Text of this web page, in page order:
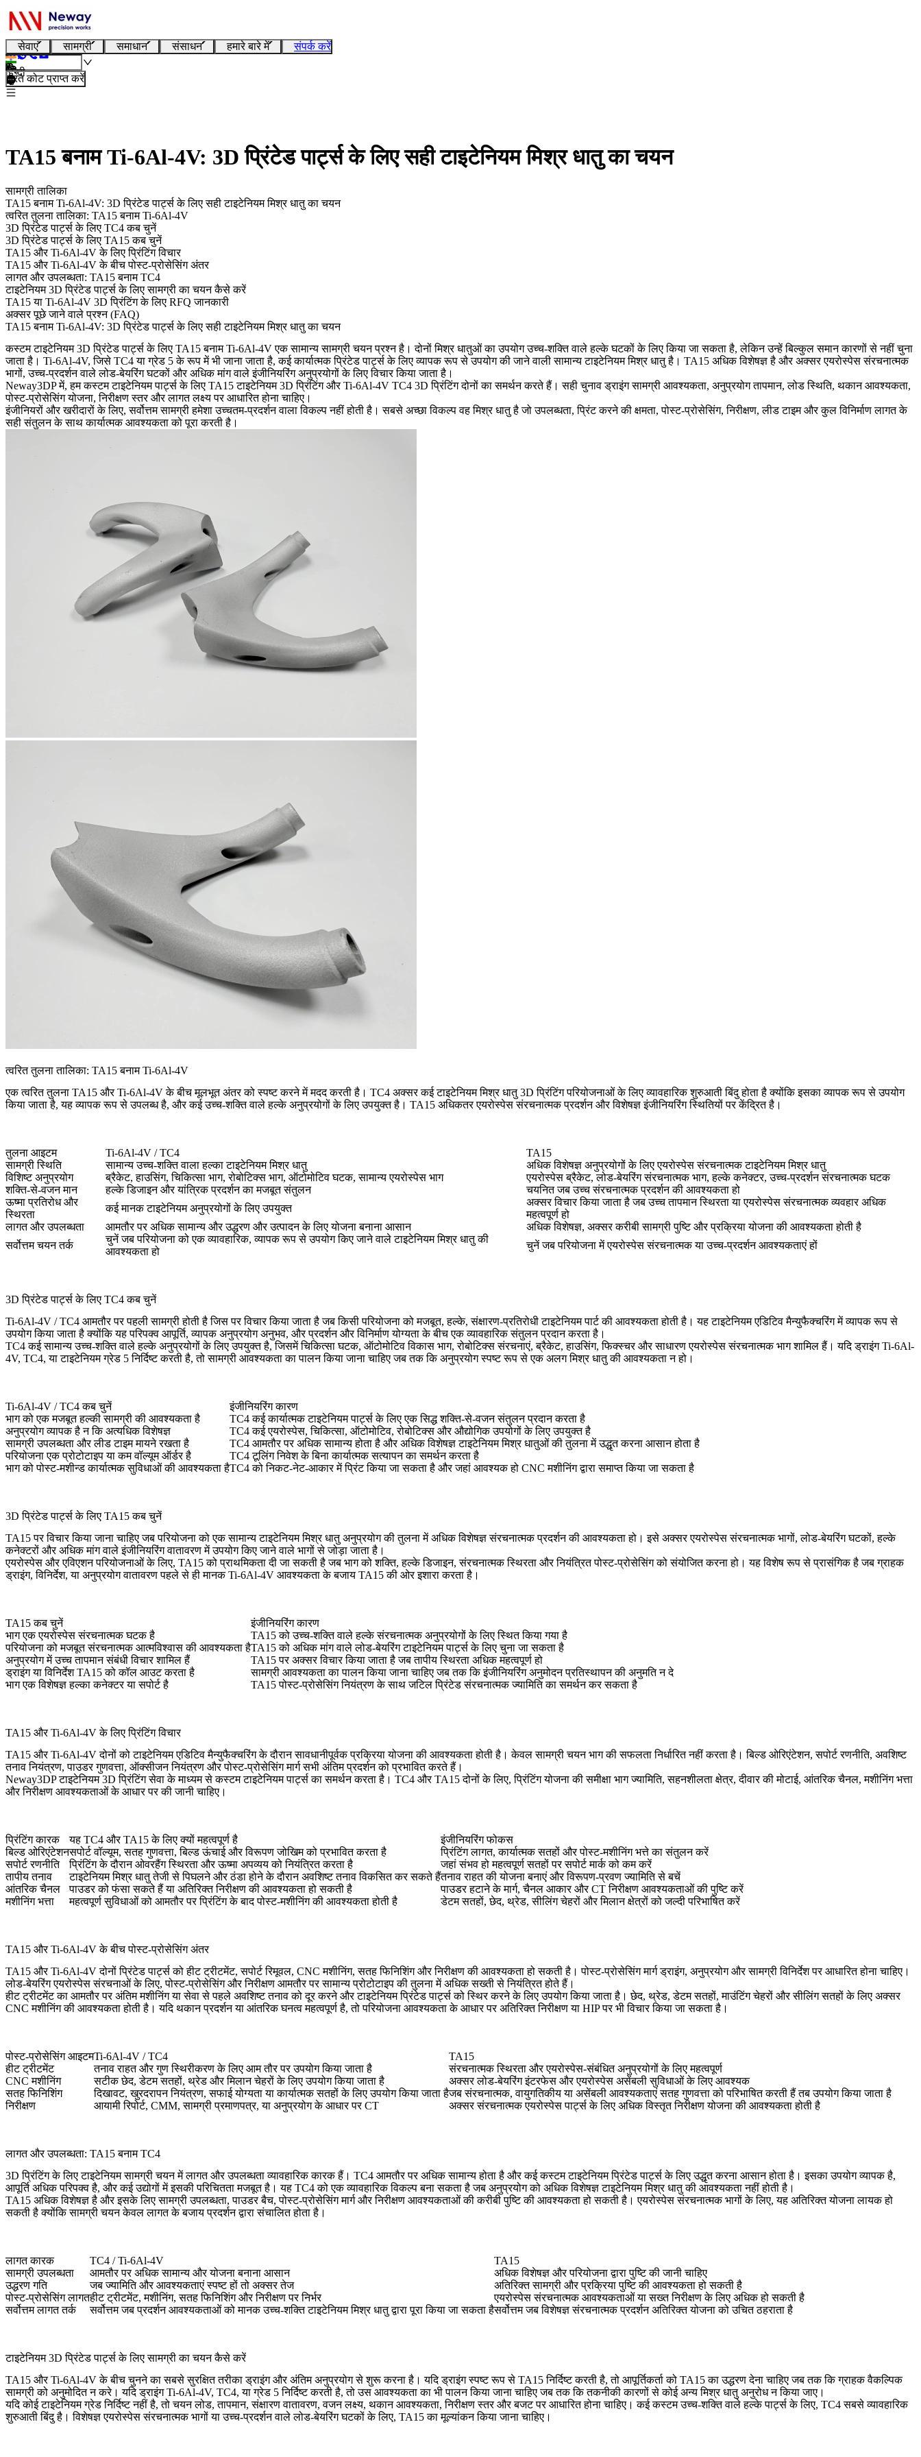
सेवाएं सामग्री समाधान संसाधन हमारे बारे में संपर्क करें
हिन्दी
तुरंत कोट प्राप्त करें
TA15 बनाम Ti-6Al-4V: 3D प्रिंटेड पार्ट्स के लिए सही टाइटेनियम मिश्र धातु का चयन
सामग्री तालिका
TA15 बनाम Ti-6Al-4V: 3D प्रिंटेड पार्ट्स के लिए सही टाइटेनियम मिश्र धातु का चयन
त्वरित तुलना तालिका: TA15 बनाम Ti-6Al-4V
3D प्रिंटेड पार्ट्स के लिए TC4 कब चुनें
3D प्रिंटेड पार्ट्स के लिए TA15 कब चुनें
TA15 और Ti-6Al-4V के लिए प्रिंटिंग विचार
TA15 और Ti-6Al-4V के बीच पोस्ट-प्रोसेसिंग अंतर
लागत और उपलब्धता: TA15 बनाम TC4
टाइटेनियम 3D प्रिंटेड पार्ट्स के लिए सामग्री का चयन कैसे करें
TA15 या Ti-6Al-4V 3D प्रिंटिंग के लिए RFQ जानकारी
अक्सर पूछे जाने वाले प्रश्न (FAQ)
TA15 बनाम Ti-6Al-4V: 3D प्रिंटेड पार्ट्स के लिए सही टाइटेनियम मिश्र धातु का चयन
कस्टम टाइटेनियम 3D प्रिंटेड पार्ट्स के लिए TA15 बनाम Ti-6Al-4V एक सामान्य सामग्री चयन प्रश्न है। दोनों मिश्र धातुओं का उपयोग उच्च-शक्ति वाले हल्के घटकों के लिए किया जा सकता है, लेकिन उन्हें बिल्कुल समान कारणों से नहीं चुना
जाता है। Ti-6Al-4V, जिसे TC4 या ग्रेड 5 के रूप में भी जाना जाता है, कई कार्यात्मक प्रिंटेड पार्ट्स के लिए व्यापक रूप से उपयोग की जाने वाली सामान्य टाइटेनियम मिश्र धातु है। TA15 अधिक विशेषज्ञ है और अक्सर एयरोस्पेस संरचनात्मक
भागों, उच्च-प्रदर्शन वाले लोड-बेयरिंग घटकों और अधिक मांग वाले इंजीनियरिंग अनुप्रयोगों के लिए विचार किया जाता है।
Neway3DP में, हम कस्टम टाइटेनियम पार्ट्स के लिए TA15 टाइटेनियम 3D प्रिंटिंगऔरTi-6Al-4V TC4 3D प्रिंटिंगदोनों का समर्थन करते हैं। सही चुनाव ड्राइंग सामग्री आवश्यकता, अनुप्रयोग तापमान, लोड स्थिति, थकान आवश्यकता,
पोस्ट-प्रोसेसिंग योजना, निरीक्षण स्तर और लागत लक्ष्य पर आधारित होना चाहिए।
इंजीनियरों और खरीदारों के लिए, सर्वोत्तम सामग्री हमेशा उच्चतम-प्रदर्शन वाला विकल्प नहीं होती है। सबसे अच्छा विकल्प वह मिश्र धातु है जो उपलब्धता, प्रिंट करने की क्षमता, पोस्ट-प्रोसेसिंग, निरीक्षण, लीड टाइम और कुल विनिर्माण लागत के
सही संतुलन के साथ कार्यात्मक आवश्यकता को पूरा करती है।
त्वरित तुलना तालिका: TA15 बनाम Ti-6Al-4V
एक त्वरित तुलना TA15 और Ti-6Al-4V के बीच मूलभूत अंतर को स्पष्ट करने में मदद करती है। TC4 अक्सर कई टाइटेनियम मिश्र धातु 3D प्रिंटिंग परियोजनाओं के लिए व्यावहारिक शुरुआती बिंदु होता है क्योंकि इसका व्यापक रूप से उपयोग
किया जाता है, यह व्यापक रूप से उपलब्ध है, और कई उच्च-शक्ति वाले हल्के अनुप्रयोगों के लिए उपयुक्त है। TA15 अधिकतर एयरोस्पेस संरचनात्मक प्रदर्शन और विशेषज्ञ इंजीनियरिंग स्थितियों पर केंद्रित है।
तुलना आइटम Ti-6Al-4V / TC4
TA15
सामग्री स्थिति
सामान्य उच्च-शक्ति वाला हल्का टाइटेनियम मिश्र धातु
अधिक विशेषज्ञ अनुप्रयोगों के लिए एयरोस्पेस संरचनात्मक टाइटेनियम मिश्र धातु
विशिष्ट अनुप्रयोग
ब्रैकेट, हाउसिंग, चिकित्सा भाग, रोबोटिक्स भाग, ऑटोमोटिव घटक, सामान्य एयरोस्पेस भाग
एयरोस्पेस ब्रैकेट, लोड-बेयरिंग संरचनात्मक भाग, हल्के कनेक्टर, उच्च-प्रदर्शन संरचनात्मक घटक
शक्ति-से-वजन मान
हल्के डिजाइन और यांत्रिक प्रदर्शन का मजबूत संतुलन
चयनित जब उच्च संरचनात्मक प्रदर्शन की आवश्यकता हो
ऊष्मा प्रतिरोध और
स्थिरता
कई मानक टाइटेनियम अनुप्रयोगों के लिए उपयुक्त
अक्सर विचार किया जाता है जब उच्च तापमान स्थिरता या एयरोस्पेस संरचनात्मक व्यवहार अधिक
महत्वपूर्ण हो
लागत और उपलब्धता
आमतौर पर अधिक सामान्य और उद्धरण और उत्पादन के लिए योजना बनाना आसान
अधिक विशेषज्ञ, अक्सर करीबी सामग्री पुष्टि और प्रक्रिया योजना की आवश्यकता होती है
सर्वोत्तम चयन तर्क
चुनें जब परियोजना को एक व्यावहारिक, व्यापक रूप से उपयोग किए जाने वाले टाइटेनियम मिश्र धातु की
आवश्यकता हो
चुनें जब परियोजना में एयरोस्पेस संरचनात्मक या उच्च-प्रदर्शन आवश्यकताएं हों
3D प्रिंटेड पार्ट्स के लिए TC4 कब चुनें
Ti-6Al-4V / TC4 आमतौर पर पहली सामग्री होती है जिस पर विचार किया जाता है जब किसी परियोजना को मजबूत, हल्के, संक्षारण-प्रतिरोधी टाइटेनियम पार्ट की आवश्यकता होती है। यह टाइटेनियम एडिटिव मैन्युफैक्चरिंग में व्यापक रूप से
उपयोग किया जाता है क्योंकि यह परिपक्व आपूर्ति, व्यापक अनुप्रयोग अनुभव, और प्रदर्शन और विनिर्माण योग्यता के बीच एक व्यावहारिक संतुलन प्रदान करता है।
TC4 कई सामान्य उच्च-शक्ति वाले हल्के अनुप्रयोगों के लिए उपयुक्त है, जिसमें चिकित्सा घटक, ऑटोमोटिव विकास भाग, रोबोटिक्स संरचनाएं, ब्रैकेट, हाउसिंग, फिक्स्चर और साधारण एयरोस्पेस संरचनात्मक भाग शामिल हैं। यदि ड्राइंग Ti-6Al-
4V, TC4, या टाइटेनियम ग्रेड 5 निर्दिष्ट करती है, तो सामग्री आवश्यकता का पालन किया जाना चाहिए जब तक कि अनुप्रयोग स्पष्ट रूप से एक अलग मिश्र धातु की आवश्यकता न हो।
Ti-6Al-4V / TC4 कब चुनें
इंजीनियरिंग कारण
भाग को एक मजबूत हल्की सामग्री की आवश्यकता है
TC4 कई कार्यात्मक टाइटेनियम पार्ट्स के लिए एक सिद्ध शक्ति-से-वजन संतुलन प्रदान करता है
अनुप्रयोग व्यापक है न कि अत्यधिक विशेषज्ञ
TC4 कई एयरोस्पेस, चिकित्सा, ऑटोमोटिव, रोबोटिक्स और औद्योगिक उपयोगों के लिए उपयुक्त है
सामग्री उपलब्धता और लीड टाइम मायने रखता है
TC4 आमतौर पर अधिक सामान्य होता है और अधिक विशेषज्ञ टाइटेनियम मिश्र धातुओं की तुलना में उद्धृत करना आसान होता है
परियोजना एक प्रोटोटाइप या कम वॉल्यूम ऑर्डर है
TC4 टूलिंग निवेश के बिना कार्यात्मक सत्यापन का समर्थन करता है
भाग को पोस्ट-मशीन्ड कार्यात्मक सुविधाओं की आवश्यकता हैTC4 को निकट-नेट-आकार में प्रिंट किया जा सकता है और जहां आवश्यक हो CNC मशीनिंग द्वारा समाप्त किया जा सकता है
3D प्रिंटेड पार्ट्स के लिए TA15 कब चुनें
TA15 पर विचार किया जाना चाहिए जब परियोजना को एक सामान्य टाइटेनियम मिश्र धातु अनुप्रयोग की तुलना में अधिक विशेषज्ञ संरचनात्मक प्रदर्शन की आवश्यकता हो। इसे अक्सर एयरोस्पेस संरचनात्मक भागों, लोड-बेयरिंग घटकों, हल्के
कनेक्टरों और अधिक मांग वाले इंजीनियरिंग वातावरण में उपयोग किए जाने वाले भागों से जोड़ा जाता है।
एयरोस्पेस और एविएशनपरियोजनाओं के लिए, TA15 को प्राथमिकता दी जा सकती है जब भाग को शक्ति, हल्के डिजाइन, संरचनात्मक स्थिरता और नियंत्रित पोस्ट-प्रोसेसिंग को संयोजित करना हो। यह विशेष रूप से प्रासंगिक है जब ग्राहक
ड्राइंग, विनिर्देश, या अनुप्रयोग वातावरण पहले से ही मानक Ti-6Al-4V आवश्यकता के बजाय TA15 की ओर इशारा करता है।
TA15 कब चुनें
इंजीनियरिंग कारण
भाग एक एयरोस्पेस संरचनात्मक घटक है
TA15 को उच्च-शक्ति वाले हल्के संरचनात्मक अनुप्रयोगों के लिए स्थित किया गया है
परियोजना को मजबूत संरचनात्मक आत्मविश्वास की आवश्यकता हैTA15 को अधिक मांग वाले लोड-बेयरिंग टाइटेनियम पार्ट्स के लिए चुना जा सकता है
अनुप्रयोग में उच्च तापमान संबंधी विचार शामिल हैं
TA15 पर अक्सर विचार किया जाता है जब तापीय स्थिरता अधिक महत्वपूर्ण हो
ड्राइंग या विनिर्देश TA15 को कॉल आउट करता है
सामग्री आवश्यकता का पालन किया जाना चाहिए जब तक कि इंजीनियरिंग अनुमोदन प्रतिस्थापन की अनुमति न दे
भाग एक विशेषज्ञ हल्का कनेक्टर या सपोर्ट है
TA15 पोस्ट-प्रोसेसिंग नियंत्रण के साथ जटिल प्रिंटेड संरचनात्मक ज्यामिति का समर्थन कर सकता है
TA15 और Ti-6Al-4V के लिए प्रिंटिंग विचार
TA15 और Ti-6Al-4V दोनों को टाइटेनियम एडिटिव मैन्युफैक्चरिंग के दौरान सावधानीपूर्वक प्रक्रिया योजना की आवश्यकता होती है। केवल सामग्री चयन भाग की सफलता निर्धारित नहीं करता है। बिल्ड ओरिएंटेशन, सपोर्ट रणनीति, अवशिष्ट
तनाव नियंत्रण, पाउडर गुणवत्ता, ऑक्सीजन नियंत्रण और पोस्ट-प्रोसेसिंग मार्ग सभी अंतिम प्रदर्शन को प्रभावित करते हैं।
Neway3DPटाइटेनियम 3D प्रिंटिंग सेवाके माध्यम से कस्टम टाइटेनियम पार्ट्स का समर्थन करता है। TC4 और TA15 दोनों के लिए, प्रिंटिंग योजना की समीक्षा भाग ज्यामिति, सहनशीलता क्षेत्र, दीवार की मोटाई, आंतरिक चैनल, मशीनिंग भत्ता
और निरीक्षण आवश्यकताओं के आधार पर की जानी चाहिए।
प्रिंटिंग कारक यह TC4 और TA15 के लिए क्यों महत्वपूर्ण है
इंजीनियरिंग फोकस
बिल्ड ओरिएंटेशनसपोर्ट वॉल्यूम, सतह गुणवत्ता, बिल्ड ऊंचाई और विरूपण जोखिम को प्रभावित करता है
प्रिंटिंग लागत, कार्यात्मक सतहों और पोस्ट-मशीनिंग भत्ते का संतुलन करें
सपोर्ट रणनीति
प्रिंटिंग के दौरान ओवरहैंग स्थिरता और ऊष्मा अपव्यय को नियंत्रित करता है
जहां संभव हो महत्वपूर्ण सतहों पर सपोर्ट मार्क को कम करें
तापीय तनाव
टाइटेनियम मिश्र धातु तेजी से पिघलने और ठंडा होने के दौरान अवशिष्ट तनाव विकसित कर सकते हैंतनाव राहत की योजना बनाएं और विरूपण-प्रवण ज्यामिति से बचें
आंतरिक चैनल
पाउडर को फंसा सकते हैं या अतिरिक्त निरीक्षण की आवश्यकता हो सकती है
पाउडर हटाने के मार्ग, चैनल आकार और CT निरीक्षण आवश्यकताओं की पुष्टि करें
मशीनिंग भत्ता
महत्वपूर्ण सुविधाओं को आमतौर पर प्रिंटिंग के बाद पोस्ट-मशीनिंग की आवश्यकता होती है डेटम सतहों, छेद, थ्रेड, सीलिंग चेहरों और मिलान क्षेत्रों को जल्दी परिभाषित करें
TA15 और Ti-6Al-4V के बीच पोस्ट-प्रोसेसिंग अंतर
TA15 और Ti-6Al-4V दोनों प्रिंटेड पार्ट्स को हीट ट्रीटमेंट, सपोर्ट रिमूवल, CNC मशीनिंग, सतह फिनिशिंग और निरीक्षण की आवश्यकता हो सकती है। पोस्ट-प्रोसेसिंग मार्ग ड्राइंग, अनुप्रयोग और सामग्री विनिर्देश पर आधारित होना चाहिए।
लोड-बेयरिंग एयरोस्पेस संरचनाओं के लिए, पोस्ट-प्रोसेसिंग और निरीक्षण आमतौर पर सामान्य प्रोटोटाइप की तुलना में अधिक सख्ती से नियंत्रित होते हैं।
हीट ट्रीटमेंटका आमतौर पर अंतिम मशीनिंग या सेवा से पहले अवशिष्ट तनाव को दूर करने और टाइटेनियम प्रिंटेड पार्ट्स को स्थिर करने के लिए उपयोग किया जाता है। छेद, थ्रेड, डेटम सतहों, माउंटिंग चेहरों और सीलिंग सतहों के लिए अक्सर
CNC मशीनिंग की आवश्यकता होती है। यदि थकान प्रदर्शन या आंतरिक घनत्व महत्वपूर्ण है, तो परियोजना आवश्यकता के आधार पर अतिरिक्त निरीक्षण या HIP पर भी विचार किया जा सकता है।
पोस्ट-प्रोसेसिंग आइटमTi-6Al-4V / TC4
TA15
हीट ट्रीटमेंट
तनाव राहत और गुण स्थिरीकरण के लिए आम तौर पर उपयोग किया जाता है
संरचनात्मक स्थिरता और एयरोस्पेस-संबंधित अनुप्रयोगों के लिए महत्वपूर्ण
CNC मशीनिंग
सटीक छेद, डेटम सतहों, थ्रेड और मिलान चेहरों के लिए उपयोग किया जाता है
अक्सर लोड-बेयरिंग इंटरफेस और एयरोस्पेस असेंबली सुविधाओं के लिए आवश्यक
सतह फिनिशिंग
दिखावट, खुरदरापन नियंत्रण, सफाई योग्यता या कार्यात्मक सतहों के लिए उपयोग किया जाता हैजब संरचनात्मक, वायुगतिकीय या असेंबली आवश्यकताएं सतह गुणवत्ता को परिभाषित करती हैं तब उपयोग किया जाता है
निरीक्षण
आयामी रिपोर्ट, CMM, सामग्री प्रमाणपत्र, या अनुप्रयोग के आधार पर CT अक्सर संरचनात्मक एयरोस्पेस पार्ट्स के लिए अधिक विस्तृत निरीक्षण योजना की आवश्यकता होती है
लागत और उपलब्धता: TA15 बनाम TC4
3D प्रिंटिंग के लिए टाइटेनियम सामग्री चयन में लागत और उपलब्धता व्यावहारिक कारक हैं। TC4 आमतौर पर अधिक सामान्य होता है और कई कस्टम टाइटेनियम प्रिंटेड पार्ट्स के लिए उद्धृत करना आसान होता है। इसका उपयोग व्यापक है,
आपूर्ति अधिक परिपक्व है, और कई उद्योगों में इसकी परिचितता मजबूत है। यह TC4 को एक व्यावहारिक विकल्प बना सकता है जब अनुप्रयोग को अधिक विशेषज्ञ टाइटेनियम मिश्र धातु की आवश्यकता नहीं होती है।
TA15 अधिक विशेषज्ञ है और इसके लिए सामग्री उपलब्धता, पाउडर बैच, पोस्ट-प्रोसेसिंग मार्ग और निरीक्षण आवश्यकताओं की करीबी पुष्टि की आवश्यकता हो सकती है। एयरोस्पेस संरचनात्मक भागों के लिए, यह अतिरिक्त योजना लायक हो
सकती है क्योंकि सामग्री चयन केवल लागत के बजाय प्रदर्शन द्वारा संचालित होता है।
लागत कारक TC4 / Ti-6Al-4V
TA15
सामग्री उपलब्धता
आमतौर पर अधिक सामान्य और योजना बनाना आसान
अधिक विशेषज्ञ और परियोजना द्वारा पुष्टि की जानी चाहिए
उद्धरण गति
जब ज्यामिति और आवश्यकताएं स्पष्ट हों तो अक्सर तेज
अतिरिक्त सामग्री और प्रक्रिया पुष्टि की आवश्यकता हो सकती है
पोस्ट-प्रोसेसिंग लागतहीट ट्रीटमेंट, मशीनिंग, सतह फिनिशिंग और निरीक्षण पर निर्भर
एयरोस्पेस संरचनात्मक आवश्यकताओं या सख्त निरीक्षण के लिए अधिक हो सकती है
सर्वोत्तम लागत तर्क
सर्वोत्तम जब प्रदर्शन आवश्यकताओं को मानक उच्च-शक्ति टाइटेनियम मिश्र धातु द्वारा पूरा किया जा सकता हैसर्वोत्तम जब विशेषज्ञ संरचनात्मक प्रदर्शन अतिरिक्त योजना को उचित ठहराता है
टाइटेनियम 3D प्रिंटेड पार्ट्स के लिए सामग्री का चयन कैसे करें
TA15 और Ti-6Al-4V के बीच चुनने का सबसे सुरक्षित तरीका ड्राइंग और अंतिम अनुप्रयोग से शुरू करना है। यदि ड्राइंग स्पष्ट रूप से TA15 निर्दिष्ट करती है, तो आपूर्तिकर्ता को TA15 का उद्धरण देना चाहिए जब तक कि ग्राहक वैकल्पिक
सामग्री को अनुमोदित न करे। यदि ड्राइंग Ti-6Al-4V, TC4, या ग्रेड 5 निर्दिष्ट करती है, तो उस आवश्यकता का भी पालन किया जाना चाहिए जब तक कि तकनीकी कारणों से कोई अन्य मिश्र धातु अनुरोध न किया जाए।
यदि कोई टाइटेनियम ग्रेड निर्दिष्ट नहीं है, तो चयन लोड, तापमान, संक्षारण वातावरण, वजन लक्ष्य, थकान आवश्यकता, निरीक्षण स्तर और बजट पर आधारित होना चाहिए। कई कस्टम उच्च-शक्ति वाले हल्के पार्ट्स के लिए, TC4 सबसे व्यावहारिक
शुरुआती बिंदु है। विशेषज्ञ एयरोस्पेस संरचनात्मक भागों या उच्च-प्रदर्शन वाले लोड-बेयरिंग घटकों के लिए, TA15 का मूल्यांकन किया जाना चाहिए।